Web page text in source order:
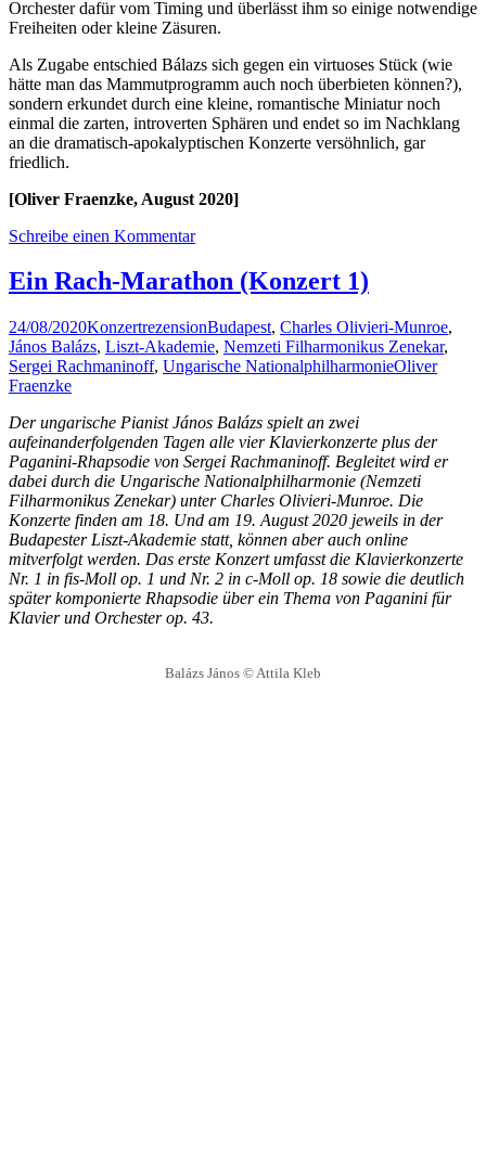
Orchester dafür vom Timing und überlässt ihm so einige notwendige
Freiheiten oder kleine Zäsuren.
Als Zugabe entschied Bálazs sich gegen ein virtuoses Stück (wie
hätte man das Mammutprogramm auch noch überbieten können?),
sondern erkundet durch eine kleine, romantische Miniatur noch
einmal die zarten, introverten Sphären und endet so im Nachklang
an die dramatisch-apokalyptischen Konzerte versöhnlich, gar
friedlich.
[Oliver Fraenzke, August 2020]
Schreibe einen Kommentar
Ein Rach-Marathon (Konzert 1)
24/08/2020KonzertrezensionBudapest, Charles Olivieri-Munroe,
János Balázs, Liszt-Akademie, Nemzeti Filharmonikus Zenekar,
Sergei Rachmaninoff, Ungarische NationalphilharmonieOliver
Fraenzke
Der ungarische Pianist János Balázs spielt an zwei
aufeinanderfolgenden Tagen alle vier Klavierkonzerte plus der
Paganini-Rhapsodie von Sergei Rachmaninoff. Begleitet wird er
dabei durch die Ungarische Nationalphilharmonie (Nemzeti
Filharmonikus Zenekar) unter Charles Olivieri-Munroe. Die
Konzerte finden am 18. Und am 19. August 2020 jeweils in der
Budapester Liszt-Akademie statt, können aber auch online
mitverfolgt werden. Das erste Konzert umfasst die Klavierkonzerte
Nr. 1 in fis-Moll op. 1 und Nr. 2 in c-Moll op. 18 sowie die deutlich
später komponierte Rhapsodie über ein Thema von Paganini für
Klavier und Orchester op. 43.
Balázs János © Attila Kleb